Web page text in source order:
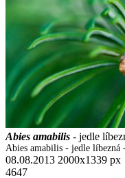
Abies amabilis - jedle
Abies amabilis - jedle líbezná
08.08.2013 2000x1339 px
4647